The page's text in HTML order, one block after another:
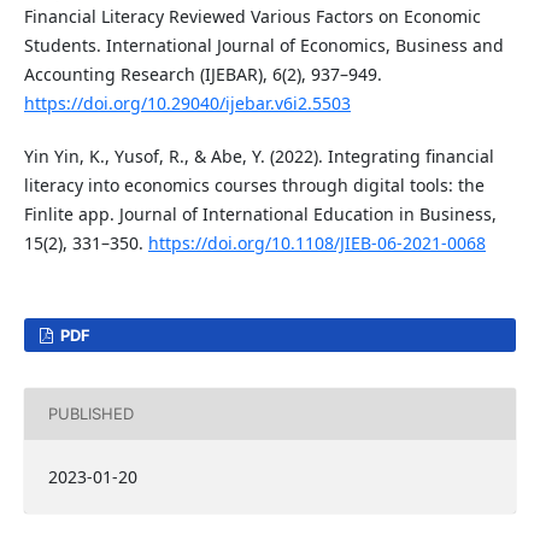
Financial Literacy Reviewed Various Factors on Economic
Students. International Journal of Economics, Business and
Accounting Research (IJEBAR), 6(2), 937–949.
https://doi.org/10.29040/ijebar.v6i2.5503
Yin Yin, K., Yusof, R., & Abe, Y. (2022). Integrating financial
literacy into economics courses through digital tools: the
Finlite app. Journal of International Education in Business,
15(2), 331–350. https://doi.org/10.1108/JIEB-06-2021-0068
PDF
PUBLISHED
2023-01-20